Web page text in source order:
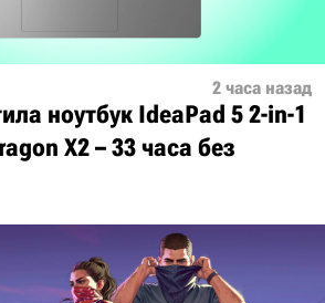
2 часа назад
ноутбук IdeaPad 5 2-in-1
X2 – 33 часа без